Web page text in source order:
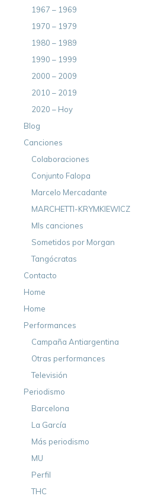
1967 – 1969
1970 – 1979
1980 – 1989
1990 – 1999
2000 – 2009
2010 – 2019
2020 – Hoy
Blog
Canciones
Colaboraciones
Conjunto Falopa
Marcelo Mercadante
MARCHETTI-KRYMKIEWICZ
MIs canciones
Sometidos por Morgan
Tangócratas
Contacto
Home
Home
Performances
Campaña Antiargentina
Otras performances
Televisión
Periodismo
Barcelona
La García
Más periodismo
MU
Perfil
THC